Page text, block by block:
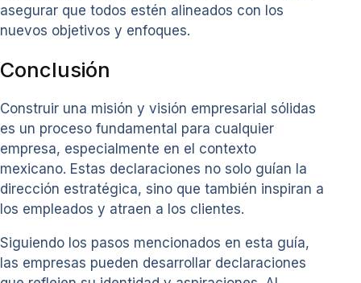
asegurar que todos estén alineados con los
nuevos objetivos y enfoques.
Conclusión
Construir una misión y visión empresarial sólidas
es un proceso fundamental para cualquier
empresa, especialmente en el contexto
mexicano. Estas declaraciones no solo guían la
dirección estratégica, sino que también inspiran a
los empleados y atraen a los clientes.
Siguiendo los pasos mencionados en esta guía,
las empresas pueden desarrollar declaraciones